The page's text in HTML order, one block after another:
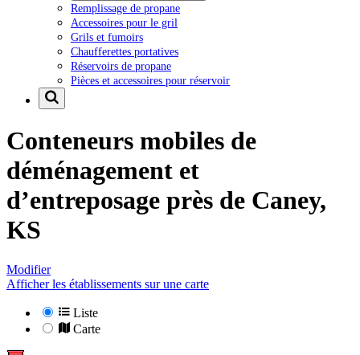
Remplissage de propane
Accessoires pour le gril
Grils et fumoirs
Chaufferettes portatives
Réservoirs de propane
Pièces et accessoires pour réservoir
Conteneurs mobiles de
déménagement et
d’entreposage près de Caney,
KS
Modifier
Afficher les établissements sur une carte
Liste
Carte